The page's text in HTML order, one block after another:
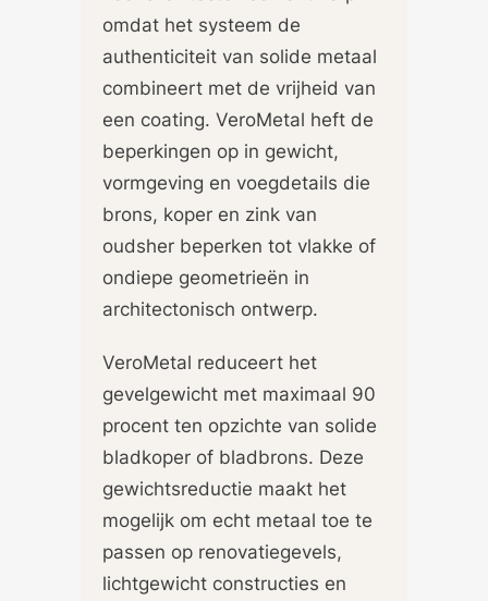
omdat het systeem de
authenticiteit van solide metaal
combineert met de vrijheid van
een coating. VeroMetal heft de
beperkingen op in gewicht,
vormgeving en voegdetails die
brons, koper en zink van
oudsher beperken tot vlakke of
ondiepe geometrieën in
architectonisch ontwerp.
VeroMetal reduceert het
gevelgewicht met maximaal 90
procent ten opzichte van solide
bladkoper of bladbrons. Deze
gewichtsreductie maakt het
mogelijk om echt metaal toe te
passen op renovatiegevels,
lichtgewicht constructies en